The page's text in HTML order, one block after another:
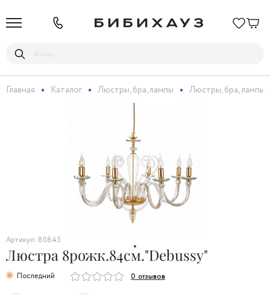
Главная Каталог Люстры, бра, лампы Люстры, бра, лампы
Артикул: 80845
Люстра 8рожк.84см."Debussy"
Последний 0 отзывов